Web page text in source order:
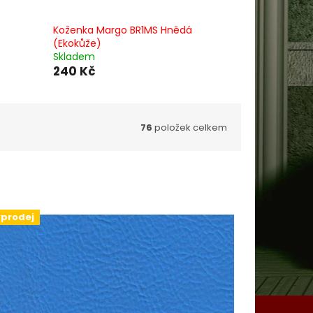
Koženka Margo BR1MS Hnědá
(Ekokůže)
Skladem
240 Kč
76 položek celkem